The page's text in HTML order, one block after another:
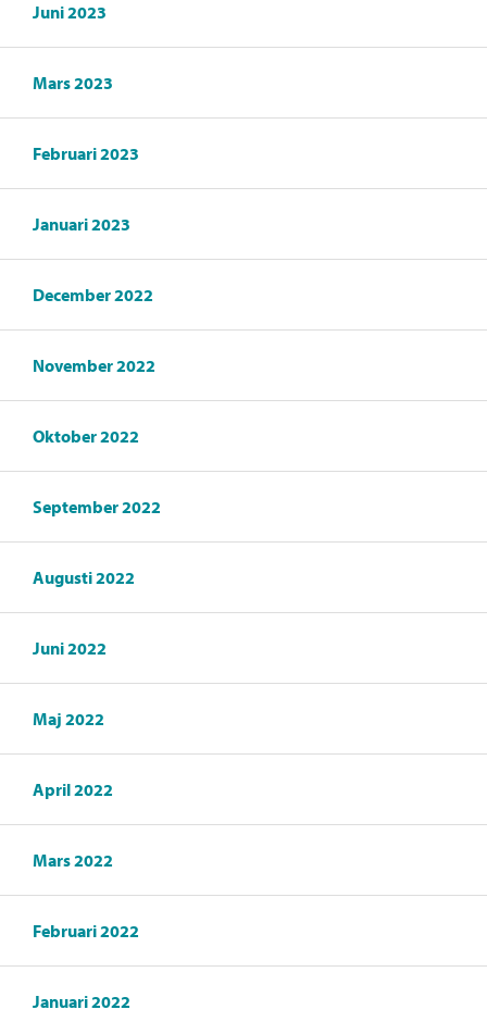
Juni 2023
Mars 2023
Februari 2023
Januari 2023
December 2022
November 2022
Oktober 2022
September 2022
Augusti 2022
Juni 2022
Maj 2022
April 2022
Mars 2022
Februari 2022
Januari 2022